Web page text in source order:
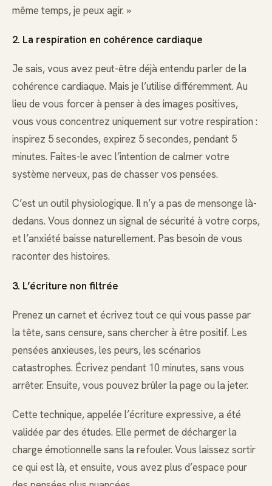
même temps, je peux agir. »
2. La respiration en cohérence cardiaque
Je sais, vous avez peut-être déjà entendu parler de la
cohérence cardiaque. Mais je l’utilise différemment. Au
lieu de vous forcer à penser à des images positives,
vous vous concentrez uniquement sur votre respiration :
inspirez 5 secondes, expirez 5 secondes, pendant 5
minutes. Faites-le avec l’intention de calmer votre
système nerveux, pas de chasser vos pensées.
C’est un outil physiologique. Il n’y a pas de mensonge là-
dedans. Vous donnez un signal de sécurité à votre corps,
et l’anxiété baisse naturellement. Pas besoin de vous
raconter des histoires.
3. L’écriture non filtrée
Prenez un carnet et écrivez tout ce qui vous passe par
la tête, sans censure, sans chercher à être positif. Les
pensées anxieuses, les peurs, les scénarios
catastrophes. Écrivez pendant 10 minutes, sans vous
arrêter. Ensuite, vous pouvez brûler la page ou la jeter.
Cette technique, appelée l’écriture expressive, a été
validée par des études. Elle permet de décharger la
charge émotionnelle sans la refouler. Vous laissez sortir
ce qui est là, et ensuite, vous avez plus d’espace pour